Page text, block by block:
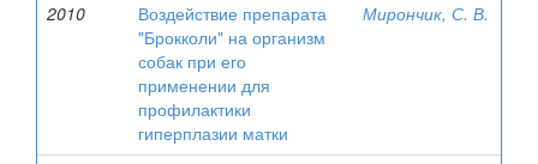
2010
Воздействие препарата
"Брокколи" на организм
собак при его
применении для
профилактики
гиперплазии матки
Мирончик, С. В.